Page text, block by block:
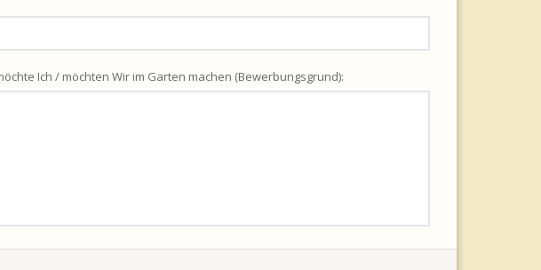
Ich / möchten Wir im Garten machen (Bewerbungsgrund):